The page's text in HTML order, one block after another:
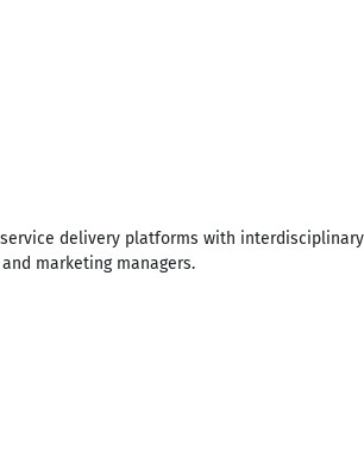
delivery platforms with interdisciplinary
marketing managers.